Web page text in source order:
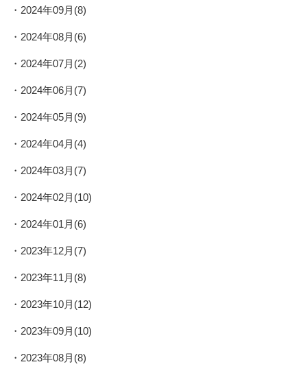
2024年09月(8)
2024年08月(6)
2024年07月(2)
2024年06月(7)
2024年05月(9)
2024年04月(4)
2024年03月(7)
2024年02月(10)
2024年01月(6)
2023年12月(7)
2023年11月(8)
2023年10月(12)
2023年09月(10)
2023年08月(8)